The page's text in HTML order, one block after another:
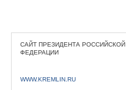
САЙТ ПРЕЗИДЕНТА РОССИЙСКОЙ
ФЕДЕРАЦИИ
WWW.KREMLIN.RU